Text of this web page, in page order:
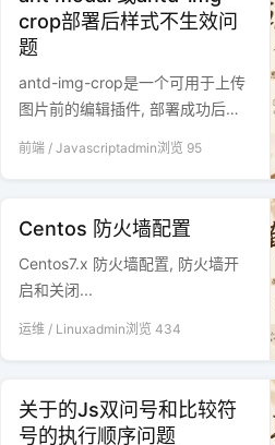
crop部署后样式不生效问
题
antd-img-crop是一个可用于上传
图片前的编辑插件, 部署成功后
前端 / Javascriptadmin浏览 95
Centos 防火墙配置
Centos7.x 防火墙配置, 防火墙开
启和关闭...
运维 / Linuxadmin浏览 434
关于的Js双问号和比较符
号的执行顺序问题